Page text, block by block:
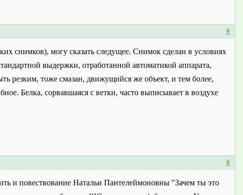
#
снимков), могу сказать следущее. Снимок сделан в условиях
выдержки, отработанной автоматикой аппарата,
резким, тоже смазан, движущийся же объект, и тем более,
Белка, сорвавшаяся с ветки, часто выписывает в воздухе
#
и повествование Натальи Пантелеймоновны "Зачем ты это